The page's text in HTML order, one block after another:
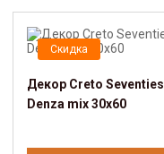
Скидка
Декор Creto Seventies
Denza mix 30х60